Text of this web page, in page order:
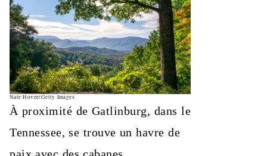
Nate Hovee/Getty Images
À proximité de Gatlinburg, dans le
Tennessee, se trouve un havre de